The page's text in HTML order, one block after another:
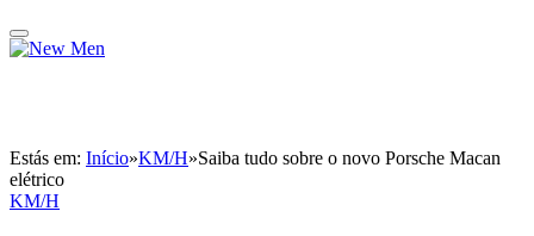
Estás em: Início»KM/H»Saiba tudo sobre o novo Porsche Macan
elétrico
KM/H